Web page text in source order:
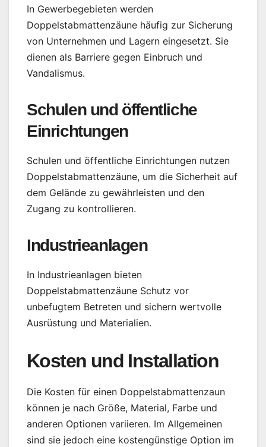
In Gewerbegebieten werden
Doppelstabmattenzäune häufig zur Sicherung
von Unternehmen und Lagern eingesetzt. Sie
dienen als Barriere gegen Einbruch und
Vandalismus.
Schulen und öffentliche
Einrichtungen
Schulen und öffentliche Einrichtungen nutzen
Doppelstabmattenzäune, um die Sicherheit auf
dem Gelände zu gewährleisten und den
Zugang zu kontrollieren.
Industrieanlagen
In Industrieanlagen bieten
Doppelstabmattenzäune Schutz vor
unbefugtem Betreten und sichern wertvolle
Ausrüstung und Materialien.
Kosten und Installation
Die Kosten für einen Doppelstabmattenzaun
können je nach Größe, Material, Farbe und
anderen Optionen variieren. Im Allgemeinen
sind sie jedoch eine kostengünstige Option im